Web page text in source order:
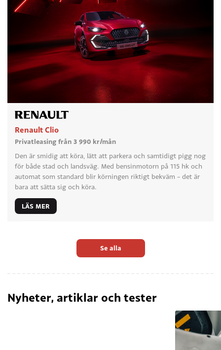
Renault Clio
Privatleasing från 3 990 kr/mån
Den är smidig att köra, lätt att parkera och samtidigt pigg nog
för både stad och landsväg. Med bensinmotorn på 115 hk och
automat som standard blir körningen riktigt bekväm – det är
bara att sätta sig och köra.
LÄS MER
Se alla
Nyheter, artiklar och tester